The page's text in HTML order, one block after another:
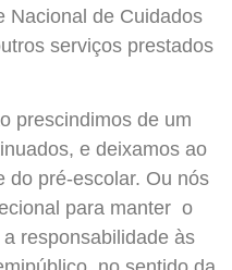
Nacional de Cuidados
serviços prestados
prescindimos de um
e deixamos ao
do pré-escolar. Ou nós
para manter o
responsabilidade às